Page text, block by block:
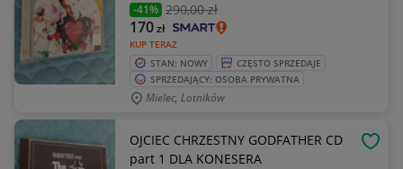
-41% 290,00 zł
KUP TERAZ
170zł
STAN: NOWY
CZĘSTO SPRZEDAJE
SPRZEDAJĄCY: OSOBA PRYWATNA
Mielec, Lotników
OJCIEC CHRZESTNY GODFATHER CD
part 1 DLA KONESERA